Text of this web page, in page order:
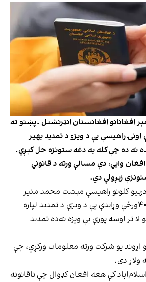
افغانانو افغانستان انټرنشنل ـ پښتو ته
اونۍ راهیسې یې د ویزو د تمدید بهیر
نه ده چې کله به دغه ستونزه حل کېږي.
وایي، دې مسالې ورته د قانوني
زېږولې دي.
درېیو کلونو راهیسې مېشت محمد منیر
(مستعار نوم) وایي، ۴۰ورځې وړاندې یې د ویزې د تمدید لپاره
تر اوسه پورې یې ویزه نه‌ده تمدید
اړوند یو شرکت ورته معلومات ورکړي، چې
ولاړ دی.
کې هغه افغان کډوال چې ناقانونه